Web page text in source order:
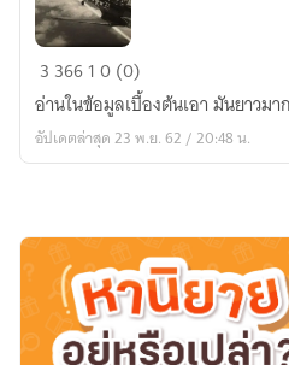
Hell's
Squadrons
ฝูงบิน​
เย้ย
3 36610 (0)
อ่านในข้อมูล​เบื้องต้น​เอา​ มันยาวมา
อัปเดตล่าสุด 23 พ.ย. 62 / 20:48 น.